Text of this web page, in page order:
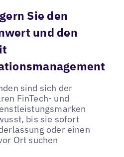
Sie den
und den
sind sich der
FinTech- und
bis sie sofort
oder einen
Ort suchen